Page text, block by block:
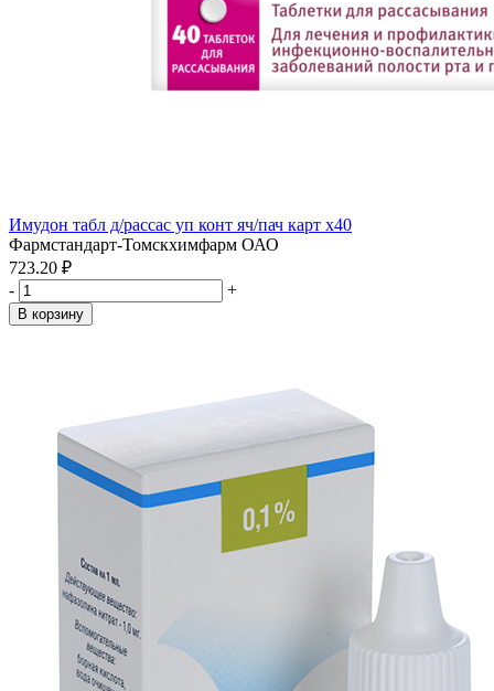
Имудон табл д/рассас уп конт яч/пач карт x40
Фармстандарт-Томскхимфарм ОАО
723.20 ₽
-
+
В корзину